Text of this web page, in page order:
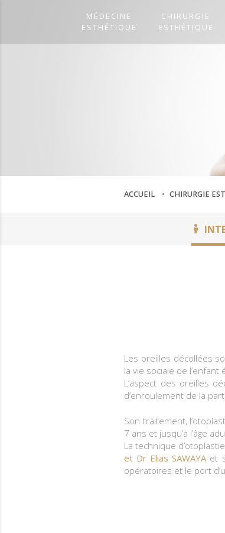
MÉDECINE
ESTHÉTIQUE
CHIRURGIE
ESTHÉTIQUE
ACCUEIL CHIRURGIE
Les oreilles décollées
la vie sociale de
L’aspect des oreilles
d’enroulement de la
Son traitement,
7 ans et jusqu’à l’âge
La technique
et Dr Elias SAWAYAet
opératoires et le port